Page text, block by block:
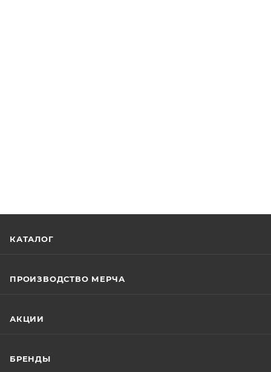
КАТАЛОГ
ПРОИЗВОДСТВО МЕРЧА
АКЦИИ
БРЕНДЫ